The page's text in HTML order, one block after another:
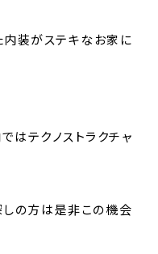
内装がステキなお家に
はテクノストラクチャ
の方は是非この機会